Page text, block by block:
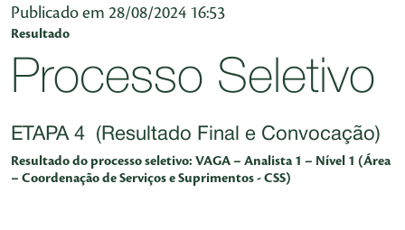
Publicado em 28/08/2024 16:53
Resultado
Processo Seletivo
ETAPA 4 (Resultado Final e Convocação)
Resultado do processo seletivo: VAGA – Analista 1 – Nível 1 (Área
– Coordenação de Serviços e Suprimentos - CSS)